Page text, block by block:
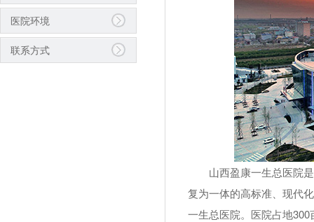
医院环境
联系方式
山西盈康一生总医院
复为一体的高标准、现代
一生总医院。医院占地